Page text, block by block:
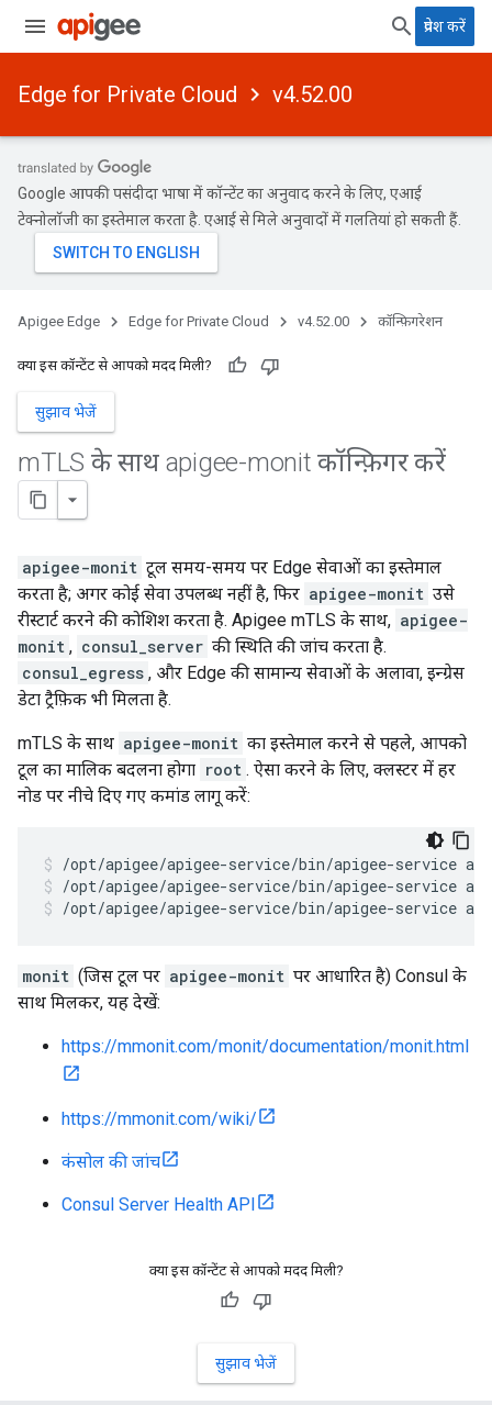
प्रवेश करें
Edge for Private Cloud v4.52.00
Google आपकी पसंदीदा भाषा में कॉन्टेंट का अनुवाद करने के लिए, एआई
टेक्नोलॉजी का इस्तेमाल करता है. एआई से मिले अनुवादों में गलतियां हो सकती हैं.
Apigee Edge Edge for Private Cloud v4.52.00 कॉन्फ़िगरेशन
क्या इस कॉन्टेंट से आपको मदद मिली?
सुझाव भेजें
mTLS के साथ apigee-monit कॉन्फ़िगर करें
apigee-monit टूल समय-समय पर Edge सेवाओं का इस्तेमाल
करता है; अगर कोई सेवा उपलब्ध नहीं है, फिर apigee-monit उसे
रीस्टार्ट करने की कोशिश करता है. Apigee mTLS के साथ, apigee-
monit , consul_server की स्थिति की जांच करता है.
consul_egress , और Edge की सामान्य सेवाओं के अलावा, इन्ग्रेस
डेटा ट्रैफ़िक भी मिलता है.
mTLS के साथ apigee-monit का इस्तेमाल करने से पहले, आपको
टूल का मालिक बदलना होगा root . ऐसा करने के लिए, क्लस्टर में हर
नोड पर नीचे दिए गए कमांड लागू करें:
/opt/apigee/apigee-service/bin/apigee-service
/opt/apigee/apigee-service/bin/apigee-service
monit (जिस टूल पर apigee-monit पर आधारित है) Consul के
साथ मिलकर, यह देखें:
https://mmonit.com/monit/documentation/monit.html
https://mmonit.com/wiki/
कंसोल की जांच
Consul Server Health API
क्या इस कॉन्टेंट से आपको मदद मिली?
सुझाव भेजें